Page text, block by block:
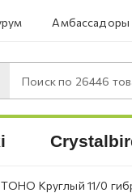
Амбассадоры
Поиск по 26446
Круглый 11/0